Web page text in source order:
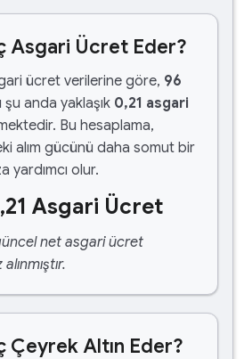
Asgari Ücret Eder?
ücret verilerine göre, 96
şu anda yaklaşık 0,21 asgari
Bu hesaplama,
alım gücünü daha somut bir
yardımcı olur.
Asgari Ücret
net asgari ücret
Çeyrek Altın Eder?